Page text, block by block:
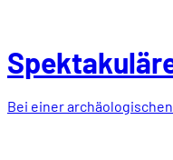
Bei einer